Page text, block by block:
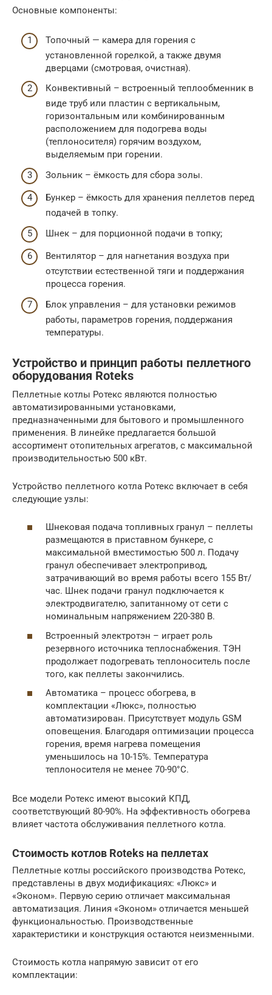
Основные компоненты:
Топочный — камера для горения с
установленной горелкой, а также двумя
дверцами (смотровая, очистная).
Конвективный – встроенный теплообменник в
виде труб или пластин с вертикальным,
горизонтальным или комбинированным
расположением для подогрева воды
(теплоносителя) горячим воздухом,
выделяемым при горении.
Зольник – ёмкость для сбора золы.
Бункер – ёмкость для хранения пеллетов перед
подачей в топку.
Шнек – для порционной подачи в топку;
Вентилятор – для нагнетания воздуха при
отсутствии естественной тяги и поддержания
процесса горения.
Блок управления – для установки режимов
работы, параметров горения, поддержания
температуры.
Устройство и принцип работы пеллетного
оборудования Roteks
Пеллетные котлы Ротекс являются полностью
автоматизированными установками,
предназначенными для бытового и промышленного
применения. В линейке предлагается большой
ассортимент отопительных агрегатов, с максимальной
производительностью 500 кВт.
Устройство пеллетного котла Ротекс включает в себя
следующие узлы:
Шнековая подача топливных гранул – пеллеты
размещаются в приставном бункере, с
максимальной вместимостью 500 л. Подачу
гранул обеспечивает электропривод,
затрачивающий во время работы всего 155 Вт/
час. Шнек подачи гранул подключается к
электродвигателю, запитанному от сети с
номинальным напряжением 220-380 В.
Встроенный электротэн – играет роль
резервного источника теплоснабжения. ТЭН
продолжает подогревать теплоноситель после
того, как пеллеты закончились.
Автоматика – процесс обогрева, в
комплектации «Люкс», полностью
автоматизирован. Присутствует модуль GSM
оповещения. Благодаря оптимизации процесса
горения, время нагрева помещения
уменьшилось на 10-15%. Температура
теплоносителя не менее 70-90°С.
Все модели Ротекс имеют высокий КПД,
соответствующий 80-90%. На эффективность обогрева
влияет частота обслуживания пеллетного котла.
Стоимость котлов Roteks на пеллетах
Пеллетные котлы российского производства Ротекс,
представлены в двух модификациях: «Люкс» и
«Эконом». Первую серию отличает максимальная
автоматизация. Линия «Эконом» отличается меньшей
функциональностью. Производственные
характеристики и конструкция остаются неизменными.
Стоимость котла напрямую зависит от его
комплектации: